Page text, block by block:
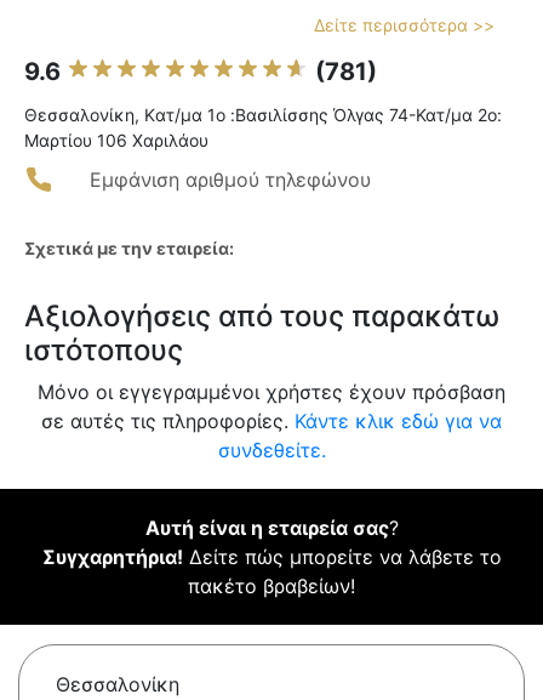
Δείτε περισσότερα >>
9.6 (781)
Θεσσαλονίκη, Kατ/μα 1ο :Bασιλίσσης Όλγας 74-Κατ/μα 2ο:
Μαρτίου 106 Χαριλάου
Εμφάνιση αριθμού τηλεφώνου
Σχετικά με την εταιρεία:
Αξιολογήσεις από τους παρακάτω
ιστότοπους
Μόνο οι εγγεγραμμένοι χρήστες έχουν πρόσβαση
σε αυτές τις πληροφορίες. Κάντε κλικ εδώ για να
συνδεθείτε.
Αυτή είναι η εταιρεία σας?
Συγχαρητήρια! Δείτε πώς μπορείτε να λάβετε το
πακέτο βραβείων!
Θεσσαλονίκη